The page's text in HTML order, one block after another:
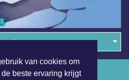
van cookies om
beste ervaring krijgt
regio